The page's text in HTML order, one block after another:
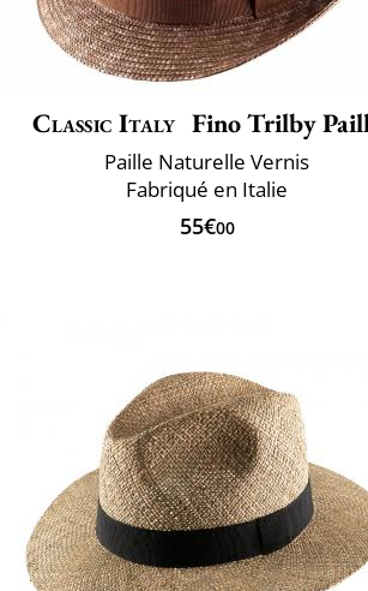
Classic Italy Fino Trilby
Paille Naturelle Vernis
Fabriqué en Italie
55€00